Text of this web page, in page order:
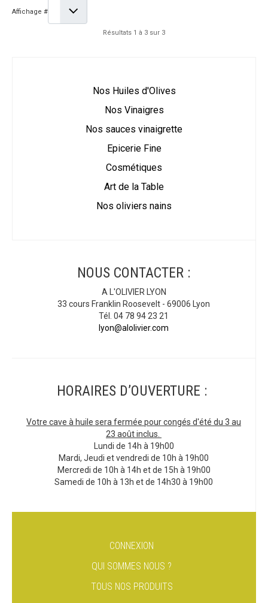
Affichage #
Résultats 1 à 3 sur 3
Nos Huiles d'Olives
Nos Vinaigres
Nos sauces vinaigrette
Epicerie Fine
Cosmétiques
Art de la Table
Nos oliviers nains
NOUS CONTACTER :
A L'OLIVIER LYON
33 cours Franklin Roosevelt - 69006 Lyon
Tél. 04 78 94 23 21
lyon@alolivier.com
HORAIRES D’OUVERTURE :
Votre cave à huile sera fermée pour congés d'été du 3 au
23 août inclus.
Lundi de 14h à 19h00
Mardi, Jeudi et vendredi de 10h à 19h00
Mercredi de 10h à 14h et de 15h à 19h00
Samedi de 10h à 13h et de 14h30 à 19h00
CONNEXION
QUI SOMMES NOUS ?
TOUS NOS PRODUITS